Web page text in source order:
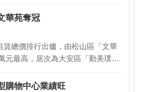
，月租金達近49萬元。這些數…
華苑奪冠
賃總價排行出爐，由松山區「文華
元最高，居次為大安區「勤美璞
金逾35萬元的租案， …
購物中心業績旺